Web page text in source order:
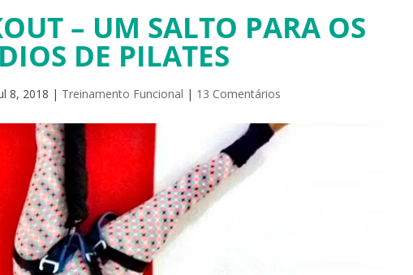
– UM SALTO PARA OS
DE PILATES
8, 2018 | Treinamento Funcional | 13 Comentários